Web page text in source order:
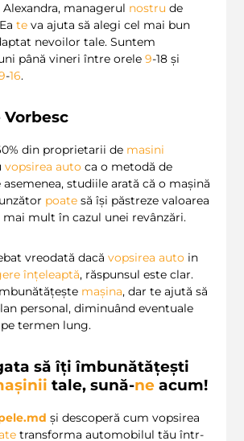
managerul nostru de
te va ajuta să alegi cel mai bun
nevoilor tale. Suntem
până vineri între orele 9-18 și
-16.
din proprietarii de masini
vopsirea auto ca o metodă de
studiile arată că o mașină
poate să își păstreze valoarea
mai mult în cazul unei revânzări.
vreodată dacă vopsirea auto in
înțeleaptă, răspunsul este clar.
mașina, dar te ajută să
personal, diminuând eventuale
pe termen lung.
să îți îmbunătățești
tale, sună-ne acum!
și descoperă cum vopsirea
transforma automobilul tău într-